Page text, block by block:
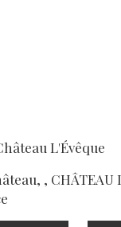
L'Évêque
, CHÂTEAU